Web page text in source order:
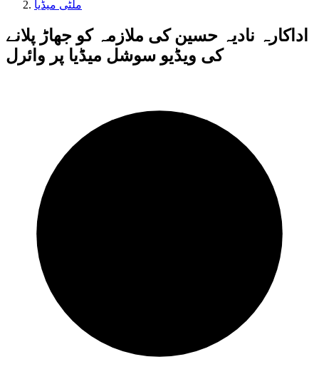
ملٹی میڈیا
اداکارہ نادیہ حسین کی ملازمہ کو جھاڑ پلانے
کی ویڈیو سوشل میڈیا پر وائرل